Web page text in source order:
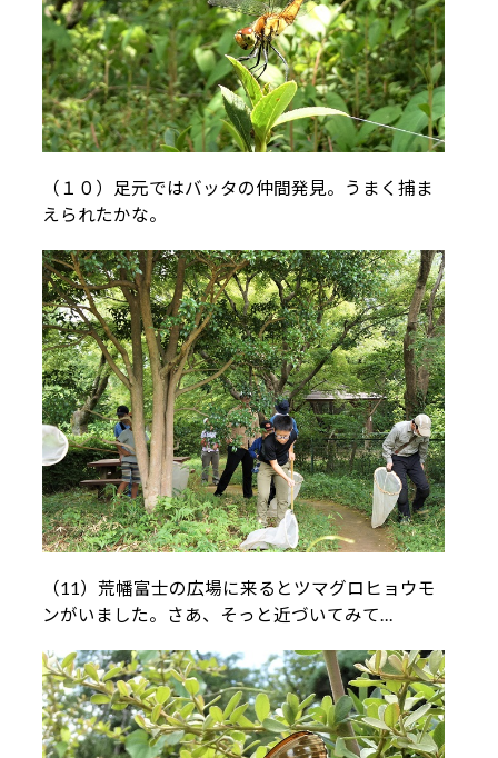
（１０）足元ではバッタの仲間発見。うまく捕ま
えられたかな。
（11）荒幡富士の広場に来るとツマグロヒョウモ
ンがいました。さあ、そっと近づいてみて…